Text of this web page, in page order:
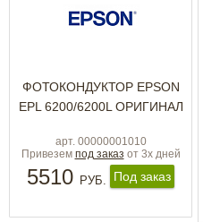
ФОТОКОНДУКТОР ЕРSON
EPL 6200/6200L ОРИГИНАЛ
арт. 00000001010
Привезем под заказ от 3х дней
5510 РУБ. Под заказ